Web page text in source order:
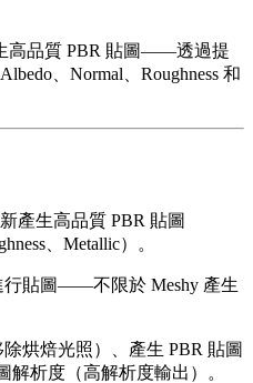
高品質 PBR 貼圖——透過提
、Normal、Roughness 和
產生高品質 PBR 貼圖
、Metallic）。
行貼圖——不限於 Meshy 產生
烘焙光照）、產生 PBR 貼圖
解析度（高解析度輸出）。